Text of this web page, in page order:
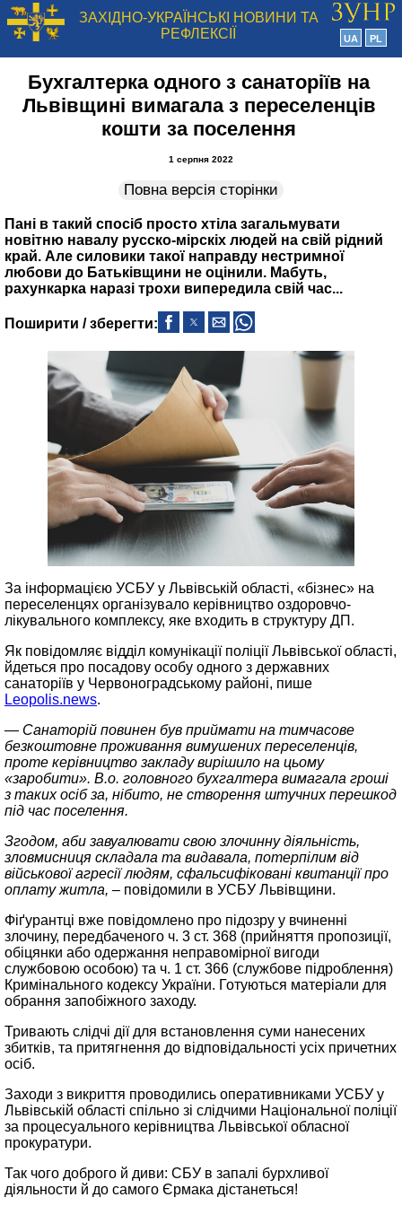
ЗАХІДНО-УКРАЇНСЬКІ НОВИНИ ТА
РЕФЛЕКСІЇ
UA PL
Бухгалтерка одного з санаторіїв на
Львівщині вимагала з переселенців
кошти за поселення
1 серпня 2022
Повна версія сторінки
Пані в такий спосіб просто хтіла загальмувати
новітню навалу русско-мірскіх людей на свій рідний
край. Але силовики такої направду нестримної
любови до Батьківщини не оцінили. Мабуть,
рахункарка наразі трохи випередила свій час...
Поширити / зберегти:
За інформацією УСБУ у Львівській області, «бізнес» на
переселенцях організувало керівництво оздоровчо-
лікувального комплексу, яке входить в структуру ДП.
Як повідомляє відділ комунікації поліції Львівської області,
йдеться про посадову особу одного з державних
санаторіїв у Червоноградському районі, пише
Leopolis.news.
— Санаторій повинен був приймати на тимчасове
безкоштовне проживання вимушених переселенців,
проте керівництво закладу вирішило на цьому
«заробити». В.о. головного бухгалтера вимагала гроші
з таких осіб за, нібито, не створення штучних перешкод
під час поселення.
Згодом, аби завуалювати свою злочинну діяльність,
зловмисниця складала та видавала, потерпілим від
військової агресії людям, сфальсифіковані квитанції про
оплату житла, – повідомили в УСБУ Львівщини.
Фіґурантці вже повідомлено про підозру у вчиненні
злочину, передбаченого ч. 3 ст. 368 (прийняття пропозиції,
обіцянки або одержання неправомірної вигоди
службовою особою) та ч. 1 ст. 366 (службове підроблення)
Кримінального кодексу України. Готуються матеріали для
обрання запобіжного заходу.
Тривають слідчі дії для встановлення суми нанесених
збитків, та притягнення до відповідальності усіх причетних
осіб.
Заходи з викриття проводились оперативниками УСБУ у
Львівській області спільно зі слідчими Національної поліції
за процесуального керівництва Львівської обласної
прокуратури.
Так чого доброго й диви: СБУ в запалі бурхливої
діяльности й до самого Єрмака дістанеться!